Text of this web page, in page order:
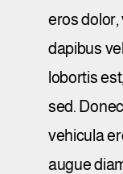
eros dolor,
dapibus
lobortis
sed.
vehicula
augue